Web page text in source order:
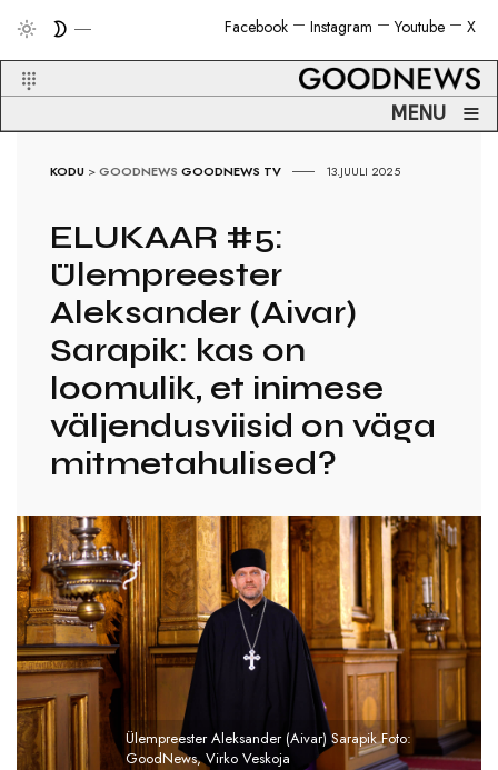
X
Youtube
Instagram
Facebook
MENU ≡
KODU >GOODNEWS GOODNEWS TV 13.JUULI 2025
ELUKAAR #5:
Ülempreester
Aleksander (Aivar)
Sarapik: kas on
loomulik, et inimese
väljendusviisid on väga
mitmetahulised?
Ülempreester Aleksander (Aivar) Sarapik Foto:
GoodNews, Virko Veskoja